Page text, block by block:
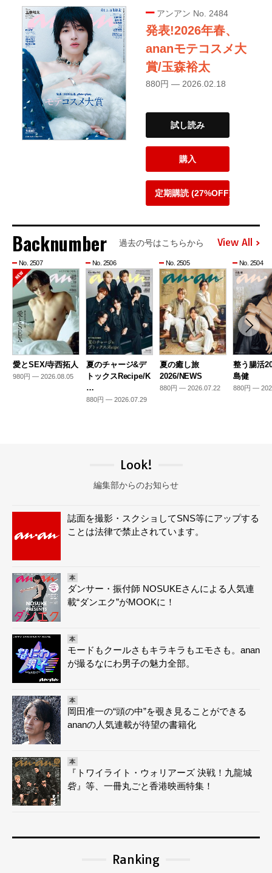
アンアン No. 2484
発表!2026年春、
ananモテコスメ大
賞/玉森裕太
880円 — 2026.02.18
試し読み
購入
定期購読 (27%OFF)
Backnumber 過去の号はこちらから View All
No. 2507
愛とSEX/寺西拓人
980円 — 2026.08.05
No. 2506
夏のチャージ&デ
トックスRecipe/K
…
880円 — 2026.07.29
No. 2505
夏の癒し旅
2026/NEWS
880円 — 2026.07.22
No. 2504
整う腸活
島健
880円 —
Look!
編集部からのお知らせ
誌面を撮影・スクショしてSNS等にアップする
ことは法律で禁止されています。
本
ダンサー・振付師 NOSUKEさんによる人気連
載“ダンエク”がMOOKに！
本
モードもクールさもキラキラもエモさも。anan
が撮るなにわ男子の魅力全部。
本
岡田准一の“頭の中”を覗き見ることができる
ananの人気連載が待望の書籍化
本
『トワイライト・ウォリアーズ 決戦！九龍城
砦』等、一冊丸ごと香港映画特集！
Ranking